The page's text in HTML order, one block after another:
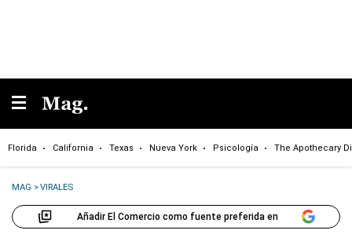
Florida California Texas Nueva York Psicología The Apothecary
MAG >VIRALES
Añadir El Comercio como fuente preferida en